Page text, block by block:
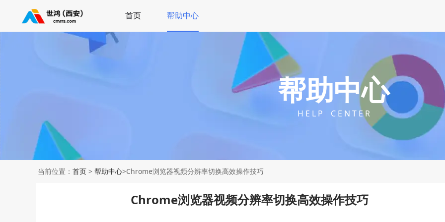
首页 帮助中心
帮助中心
H E L P C E N T E R
当前位置： 首页 > 帮助中心>Chrome浏览器视频分辨率切换高效操作技巧
Chrome浏览器视频分辨率切换高效操作技巧